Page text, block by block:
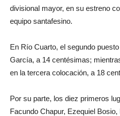
divisional mayor, en su estreno
equipo santafesino.
En Río Cuarto, el segundo
García, a 14 centésimas;
en la tercera colocación, a 18
Por su parte, los diez primeros
Facundo Chapur, Ezequiel